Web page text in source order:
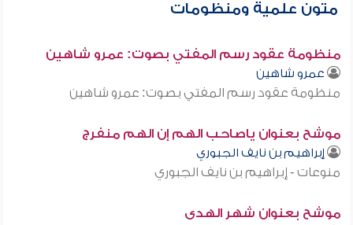
متون علمية ومنظومات
منظومة عقود رسم المفتي بصوت: عمرو شاهين
عمرو شاهين
منظومة عقود رسم المفتي بصوت: عمرو شاهين
موشح بعنوان ياصاحب الهم إن الهم منفرج
إبراهيم بن نايف الجبوري
منوعات - إبراهيم بن نايف الجبوري
موشح بعنوان شهر الهدى